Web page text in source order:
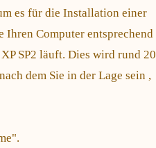
es für die Installation einer
Ihren Computer entsprechend
SP2 läuft. Dies wird rund 20
dem Sie in der Lage sein ,